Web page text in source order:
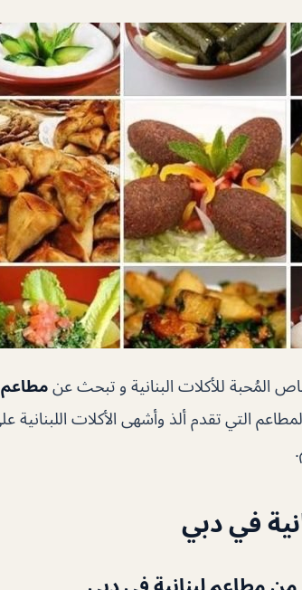
المُحبة للأكلات البنانية و تبحث عن مطاعم
التي تقدم ألذ وأشهى الأكلات اللبنانية
في دبي